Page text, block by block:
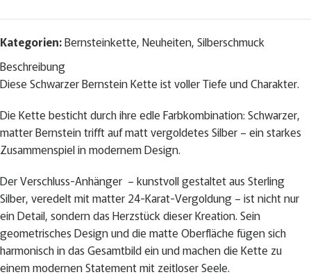
Kategorien:Bernsteinkette, Neuheiten, Silberschmuck
Beschreibung
Diese Schwarzer Bernstein Kette ist voller Tiefe und Charakter.
Die Kette besticht durch ihre edle Farbkombination: Schwarzer,
matter Bernstein trifft auf matt vergoldetes Silber – ein starkes
Zusammenspiel in modernem Design.
Der Verschluss-Anhänger – kunstvoll gestaltet aus Sterling
Silber, veredelt mit matter 24-Karat-Vergoldung – ist nicht nur
ein Detail, sondern das Herzstück dieser Kreation. Sein
geometrisches Design und die matte Oberfläche fügen sich
harmonisch in das Gesamtbild ein und machen die Kette zu
einem modernen Statement mit zeitloser Seele.